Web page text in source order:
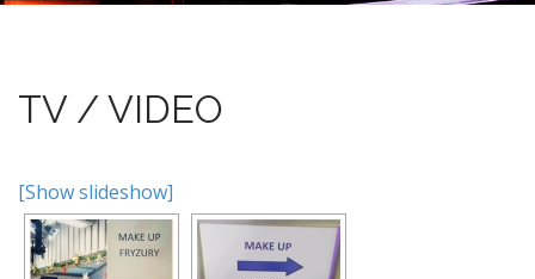
TV / VIDEO
[Show slideshow]